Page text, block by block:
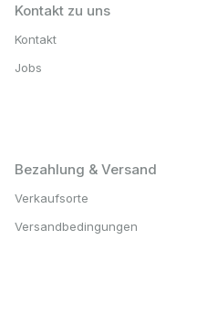
Kontakt zu uns
Kontakt
Jobs
Bezahlung & Versand
Verkaufsorte
Versandbedingungen